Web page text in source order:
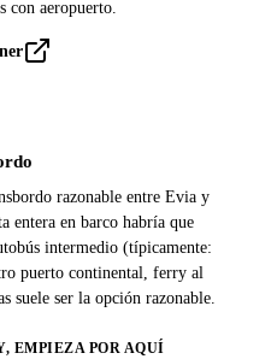
con aeropuerto.
razonable entre Evia y
entera en barco habría que
intermedio (típicamente:
puerto continental, ferry al
suele ser la opción razonable.
EMPIEZA POR AQUÍ